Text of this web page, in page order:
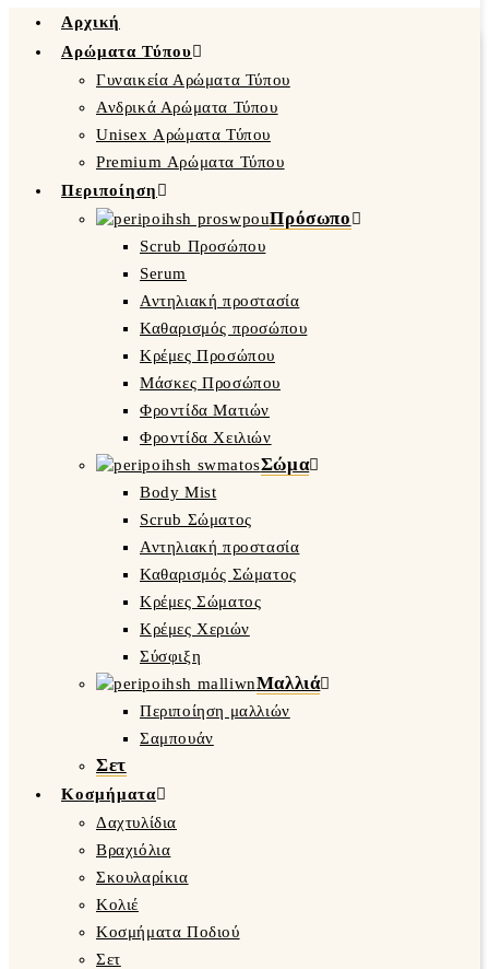
Αρχική
Αρώματα Τύπου
Γυναικεία Αρώματα Τύπου
Ανδρικά Αρώματα Τύπου
Unisex Αρώματα Τύπου
Premium Αρώματα Τύπου
Περιποίηση
Πρόσωπο
Scrub Προσώπου
Serum
Αντηλιακή προστασία
Καθαρισμός προσώπου
Κρέμες Προσώπου
Μάσκες Προσώπου
Φροντίδα Ματιών
Φροντίδα Χειλιών
Σώμα
Body Mist
Scrub Σώματος
Αντηλιακή προστασία
Καθαρισμός Σώματος
Κρέμες Σώματος
Κρέμες Χεριών
Σύσφιξη
Μαλλιά
Περιποίηση μαλλιών
Σαμπουάν
Σετ
Κοσμήματα
Δαχτυλίδια
Βραχιόλια
Σκουλαρίκια
Κολιέ
Κοσμήματα Ποδιού
Σετ